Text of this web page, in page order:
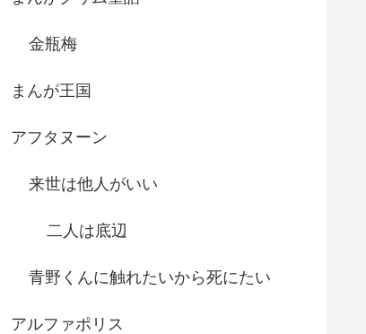
金瓶梅
まんが王国
アフタヌーン
来世は他人がいい
二人は底辺
青野くんに触れたいから死にたい
アルファポリス